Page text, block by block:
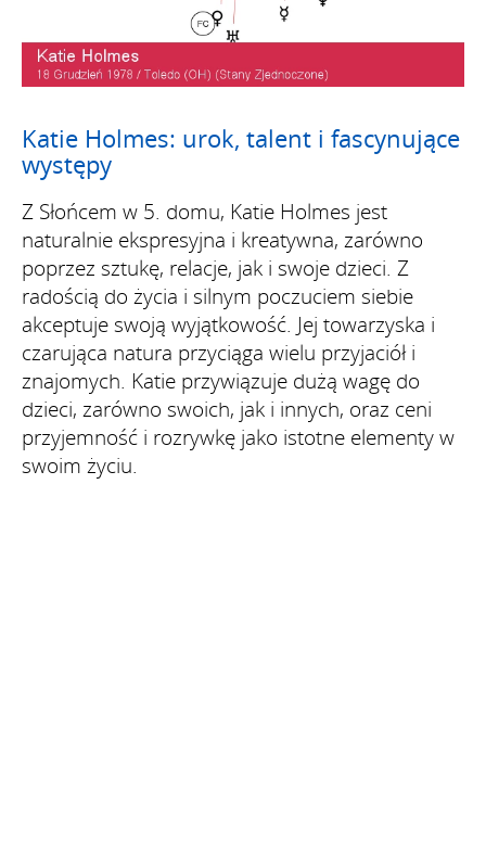
Katie Holmes: urok, talent i fascynujące
występy
Z Słońcem w 5. domu, Katie Holmes jest
naturalnie ekspresyjna i kreatywna, zarówno
poprzez sztukę, relacje, jak i swoje dzieci. Z
radością do życia i silnym poczuciem siebie
akceptuje swoją wyjątkowość. Jej towarzyska i
czarująca natura przyciąga wielu przyjaciół i
znajomych. Katie przywiązuje dużą wagę do
dzieci, zarówno swoich, jak i innych, oraz ceni
przyjemność i rozrywkę jako istotne elementy w
swoim życiu.